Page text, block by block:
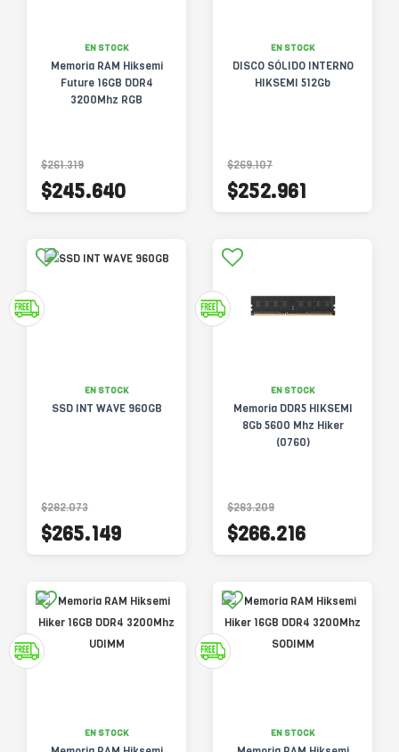
EN STOCK
Memoria RAM Hiksemi
Future 16GB DDR4
3200Mhz RGB
$261.319
$245.640
EN STOCK
DISCO SÓLIDO INTERNO
HIKSEMI 512Gb
$269.107
$252.961
EN STOCK
SSD INT WAVE 960GB
$282.073
$265.149
EN STOCK
Memoria DDR5 HIKSEMI
8Gb 5600 Mhz Hiker
(0760)
$283.209
$266.216
EN STOCK EN STOCK